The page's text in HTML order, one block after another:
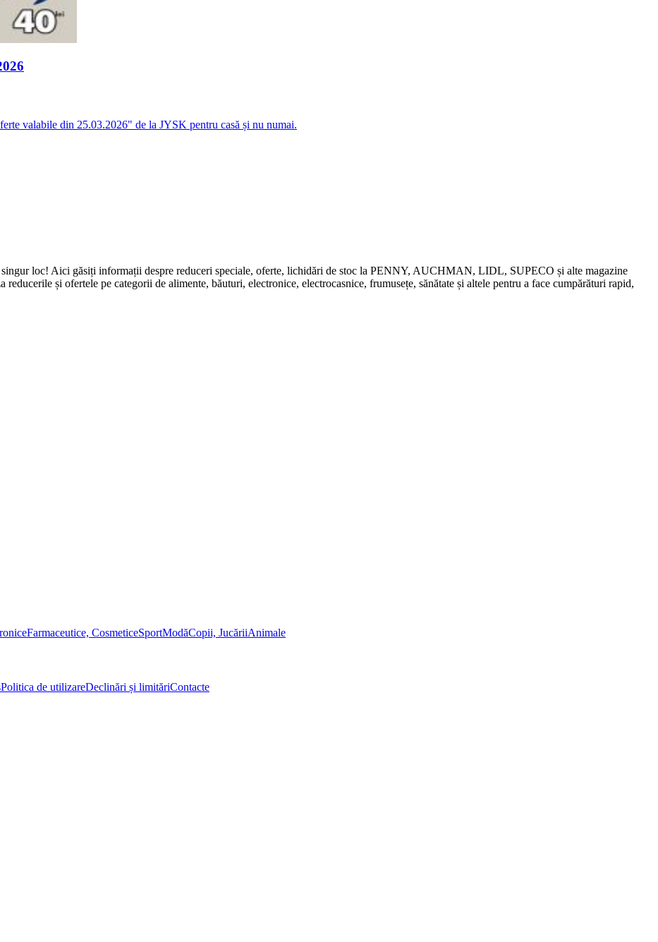
valabile din 25.03.2026" de la JYSK pentru casă și nu numai.
loc! Aici găsiți informații despre reduceri speciale, oferte, lichidări de stoc la PENNY, AUCHMAN, LIDL, SUPECO și alte magazine
și ofertele pe categorii de alimente, băuturi, electronice, electrocasnice, frumusețe, sănătate și altele pentru a face cumpărături rapid,
Farmaceutice, CosmeticeSportModăCopii, JucăriiAnimale
Politica de utilizareDeclinări și limităriContacte